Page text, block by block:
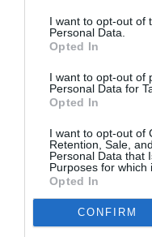
I want to opt-out of
Personal Data.
Opted In
I want to opt-out of
Personal Data for
Opted In
I want to opt-out of
Retention, Sale,
Personal Data that
Purposes for which
Opted In
CONFIRM
A post shared by